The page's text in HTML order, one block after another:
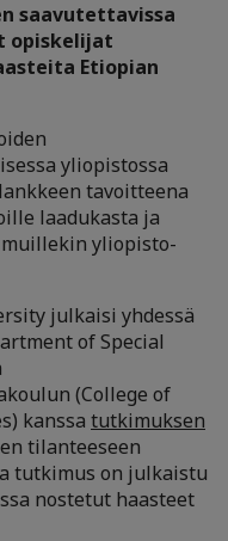
saavutettavissa
opiskelijat
Etiopian
yliopistossa
tavoitteena
laadukasta ja
yliopisto-
julkaisi yhdessä
of Special
(College of
kanssa tutkimuksen
tilanteeseen
tutkimus on julkaistu
nostetut haasteet